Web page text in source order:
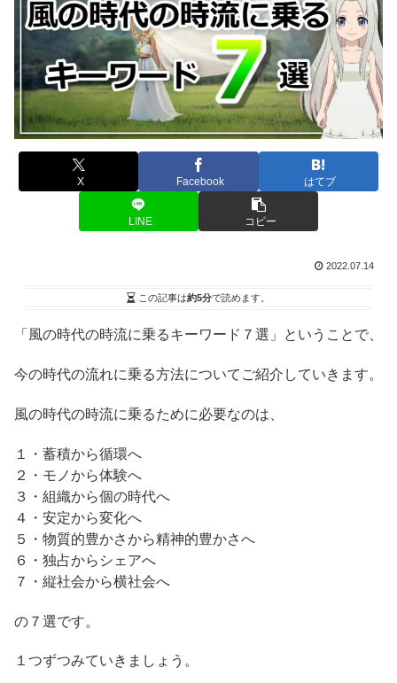
X Facebook はてブ
LINE コピー
2022.07.14
この記事は約5分で読めます。
「風の時代の時流に乗るキーワード７選」ということで、
今の時代の流れに乗る方法についてご紹介していきます。
風の時代の時流に乗るために必要なのは、
１・蓄積から循環へ
２・モノから体験へ
３・組織から個の時代へ
４・安定から変化へ
５・物質的豊かさから精神的豊かさへ
６・独占からシェアへ
７・縦社会から横社会へ
の７選です。
１つずつみていきましょう。